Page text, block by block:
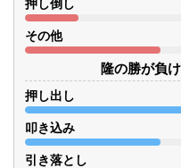
押し倒し
その他
隆の勝が負
押し出し
叩き込み
引き落とし